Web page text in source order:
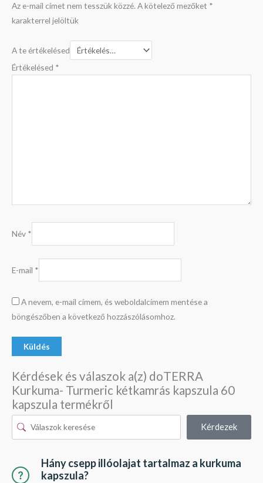
Az e-mail címet nem tesszük közzé. A kötelező mezőket *
karakterrel jelöltük
A te értékelésed
Értékelésed *
Név *
E-mail *
A nevem, e-mail címem, és weboldalcímem mentése a
böngészőben a következő hozzászólásomhoz.
Kérdések és válaszok a(z) doTERRA
Kurkuma- Turmeric kétkamrás kapszula 60
kapszula termékről
Kérdezek
Hány csepp illóolajat tartalmaz a kurkuma
kapszula?